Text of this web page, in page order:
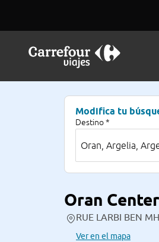
Modifica tu
Destino *
Oran Center
RUE LARBI BEN
Ver en el mapa